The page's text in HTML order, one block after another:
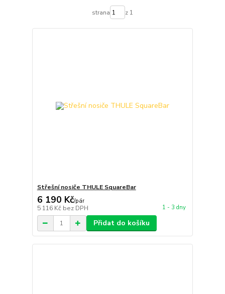
strana z 1
Střešní nosiče THULE SquareBar
6 190 Kč/pár
5 116 Kč bez DPH 1 - 3 dny
Přidat do košíku